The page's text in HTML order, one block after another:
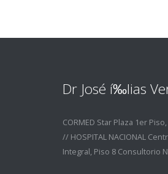
Dr José í‰lias
CORMED Star Plaza 1er
// HOSPITAL NACIONAL
Integral, Piso 8 Consultorio